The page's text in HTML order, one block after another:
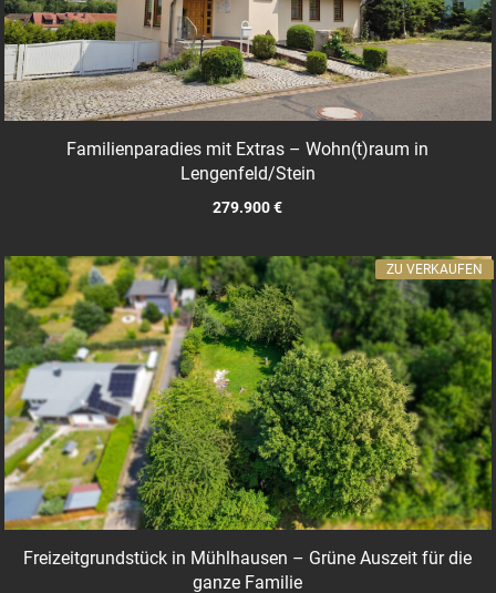
Familienparadies mit Extras – Wohn(t)raum in
Lengenfeld/Stein
279.900 €
Freizeitgrundstück in Mühlhausen – Grüne Auszeit für die
ganze Familie
ZU VERKAUFEN